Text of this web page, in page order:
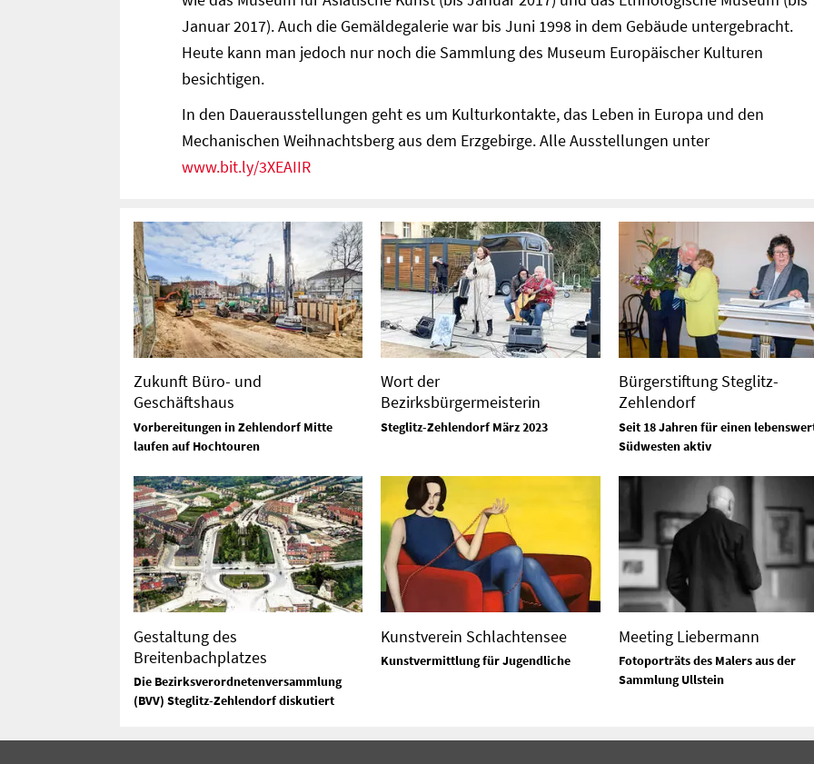
Januar 2017). Auch die Gemäldegalerie war bis Juni 1998 in dem Gebäude untergebracht.
Heute kann man jedoch nur noch die Sammlung des Museum Europäischer Kulturen
besichtigen.
In den Dauerausstellungen geht es um Kulturkontakte, das Leben in Europa und den
Mechanischen Weihnachtsberg aus dem Erzgebirge. Alle Ausstellungen unter
www.bit.ly/3XEAIIR
Zukunft Büro- und
Geschäftshaus
Vorbereitungen in Zehlendorf Mitte
laufen auf Hochtouren
Wort der
Bezirksbürgermeisterin
Steglitz-Zehlendorf März 2023
Bürgerstiftung Steglitz-
Zehlendorf
Seit 18 Jahren für einen
Südwesten aktiv
Gestaltung des
Breitenbachplatzes
Die Bezirksverordnetenversammlung
(BVV) Steglitz-Zehlendorf diskutiert
Kunstverein Schlachtensee
Kunstvermittlung für Jugendliche
Meeting Liebermann
Fotoporträts des Malers aus der
Sammlung Ullstein